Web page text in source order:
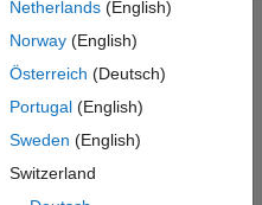
Netherlands(English)
Norway(English)
Österreich (Deutsch)
Portugal(English)
Sweden (English)
Switzerland
보 취급방침
불법 복제 방지